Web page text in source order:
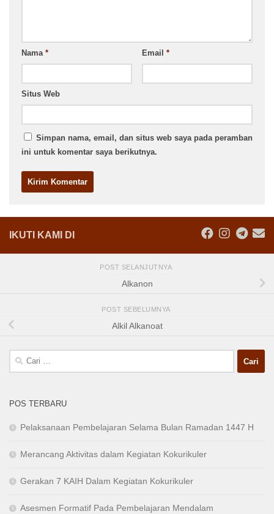
Nama * Email *
Situs Web
Simpan nama, email, dan situs web saya pada peramban
ini untuk komentar saya berikutnya.
IKUTI KAMI DI
POST SELANJUTNYA
Alkanon
POST SEBELUMNYA
Alkil Alkanoat
Cari
POS TERBARU
Pelaksanaan Pembelajaran Selama Bulan Ramadan 1447 H
Merancang Aktivitas dalam Kegiatan Kokurikuler
Gerakan 7 KAIH Dalam Kegiatan Kokurikuler
Asesmen Formatif Pada Pembelajaran Mendalam